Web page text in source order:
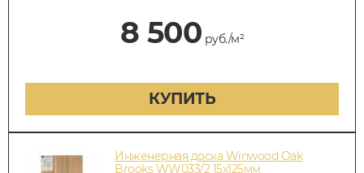
8 500 руб./м²
КУПИТЬ
Инженерная доска Winwood Oak
Brooks WW033/2 15х125мм